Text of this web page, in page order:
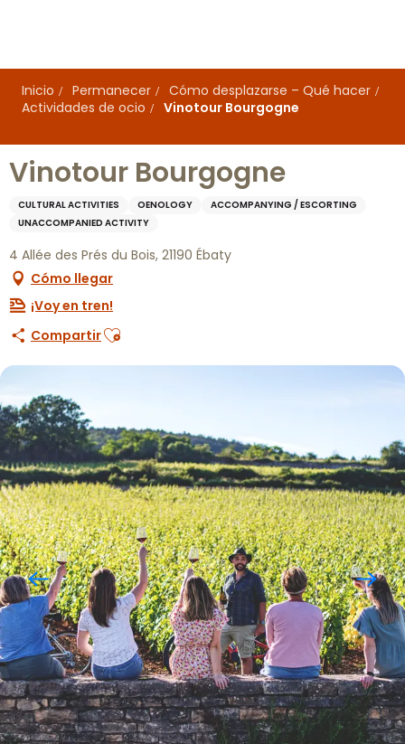
principal
Inicio
Permanecer
Cómo desplazarse – Qué hacer
Actividades de ocio
Vinotour Bourgogne
Vinotour Bourgogne
CULTURAL ACTIVITIES OENOLOGY
ACCOMPANYING / ESCORTING
UNACCOMPANIED ACTIVITY
4 Allée des Prés du Bois, 21190 Ébaty
Cómo llegar
¡Voy en tren!
CompartirAjouter aux favoris